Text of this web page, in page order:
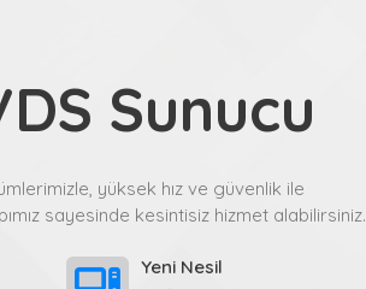
Sunucu
yüksek hız ve güvenlik ile
sayesinde kesintisiz hizmet alabilirsiniz.
Yeni Nesil